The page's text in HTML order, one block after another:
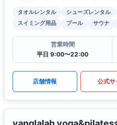
タオルレンタル シューズレンタル
スイミング用品
プール サウナ
営業時間
平日 9:00〜22:00
店舗情報 公式サ